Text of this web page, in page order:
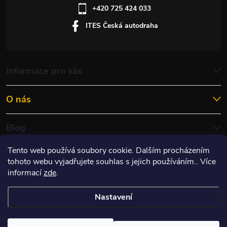
Tento web používá soubory cookie. Dalším procházením
tohoto webu vyjadřujete souhlas s jejich používáním.. Více
informacízde.
Nastavení
Informace pro vás
O nás
Blog
+420 725 424 033
ITES Česká autodraha
nastavení cookies